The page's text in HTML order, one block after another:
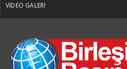
VİDEO GALERİ